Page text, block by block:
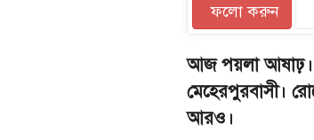
ফলো করুন
আজ পয়লা আষাঢ়।
মেহেরপুরবাসী।
আরও।